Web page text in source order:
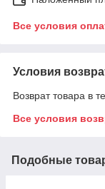
Все условия
Условия
Возврат товара в
Все условия
Подобные